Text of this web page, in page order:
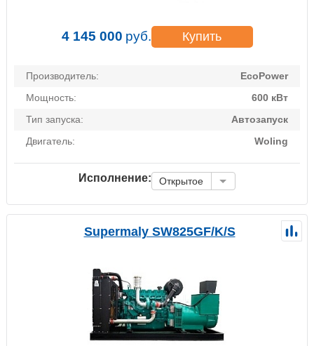
4 145 000 руб. Купить
Производитель:
EcoPower
Мощность:
600 кВт
Тип запуска:
Автозапуск
Двигатель:
Woling
Исполнение: Открытое
Supermaly SW825GF/K/S